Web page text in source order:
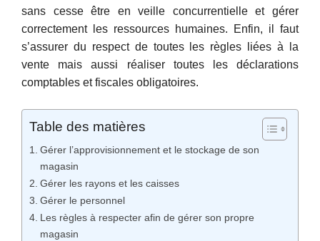
sans cesse être en veille concurrentielle et gérer
correctement les ressources humaines. Enfin, il faut
s’assurer du respect de toutes les règles liées à la
vente mais aussi réaliser toutes les déclarations
comptables et fiscales obligatoires.
Table des matières
Gérer l’approvisionnement et le stockage de son
magasin
Gérer les rayons et les caisses
Gérer le personnel
Les règles à respecter afin de gérer son propre
magasin